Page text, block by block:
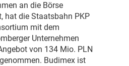
an die Börse
hat die Staatsbahn PKP
mit dem
Unternehmen
von 134 Mio. PLN
Budimex ist